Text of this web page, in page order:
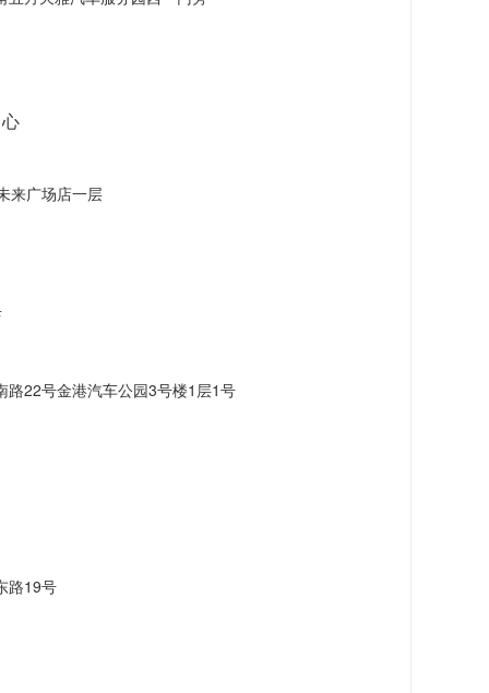
来广场店一层
路22号金港汽车公园3号楼1层1号
路19号